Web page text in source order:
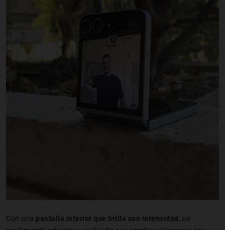
Con una pantalla interior que brilla con intensidad,
un